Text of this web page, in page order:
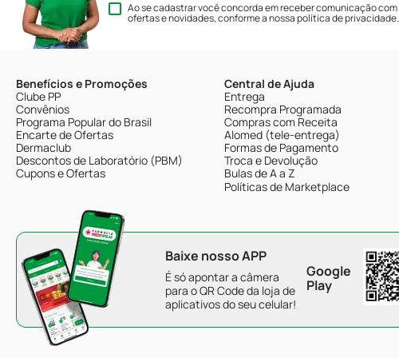
Ao se cadastrar você concorda em receber comunicação com
ofertas e novidades, conforme a nossapolítica de privacidade.
Benefícios e Promoções
Clube PP
Convênios
Programa Popular do Brasil
Encarte de Ofertas
Dermaclub
Descontos de Laboratório (PBM)
Cupons e Ofertas
Central de Ajuda
Entrega
Recompra Programada
Compras com Receita
Alomed (tele-entrega)
Formas de Pagamento
Troca e Devolução
Bulas de A a Z
Políticas de Marketplace
Baixe nosso APP
É só apontar a câmera
para o QR Code da loja de
aplicativos do seu celular!
Google
Play